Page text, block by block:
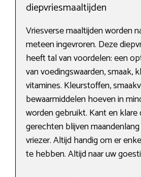
diepvriesmaaltijden
Vriesverse maaltijden worden
meteen ingevroren. Deze
heeft tal van voordelen: een
van voedingswaarden, smaak,
vitamines. Kleurstoffen,
bewaarmiddelen hoeven in
worden gebruikt. Kant en klare
gerechten blijven
vriezer. Altijd handig om er
te hebben. Altijd naar uw